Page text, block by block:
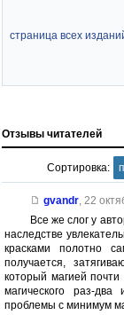
страница всех
Отзывы читателей
Сортировка:
gvandr, 22
Все же слог у
наследстве
красками полотно
получается,
который магией почти
магического раз-
проблемы с минимум